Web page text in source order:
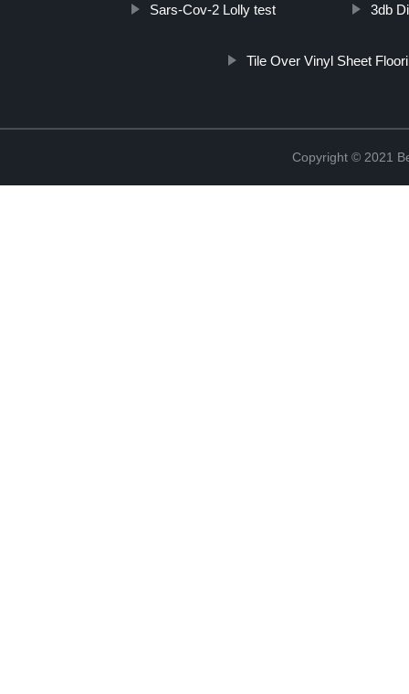
Sars-Cov-2 Lolly test 3db
Tile Over Vinyl Sheet
Copyright © 2021